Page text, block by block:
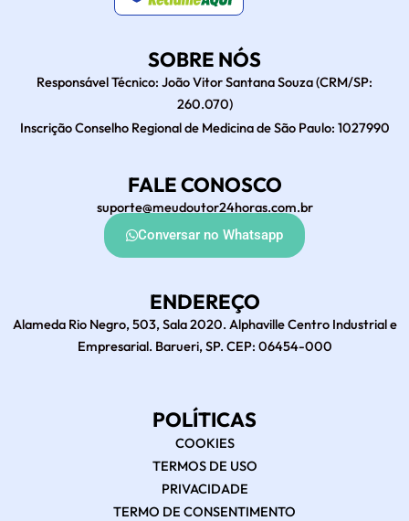
SOBRE NÓS
Responsável Técnico: João Vitor Santana Souza (CRM/SP:
260.070)
Inscrição Conselho Regional de Medicina de São Paulo: 1027990
FALE CONOSCO
suporte@meudoutor24horas.com.br
Conversar no Whatsapp
ENDEREÇO
Alameda Rio Negro, 503, Sala 2020. Alphaville Centro Industrial e
Empresarial. Barueri, SP. CEP: 06454-000
POLÍTICAS
COOKIES
TERMOS DE USO
PRIVACIDADE
TERMO DE CONSENTIMENTO